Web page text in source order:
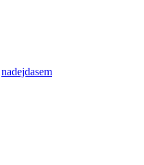
nadejdasem